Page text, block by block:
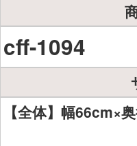
cff-1094
【全体】幅66cm×